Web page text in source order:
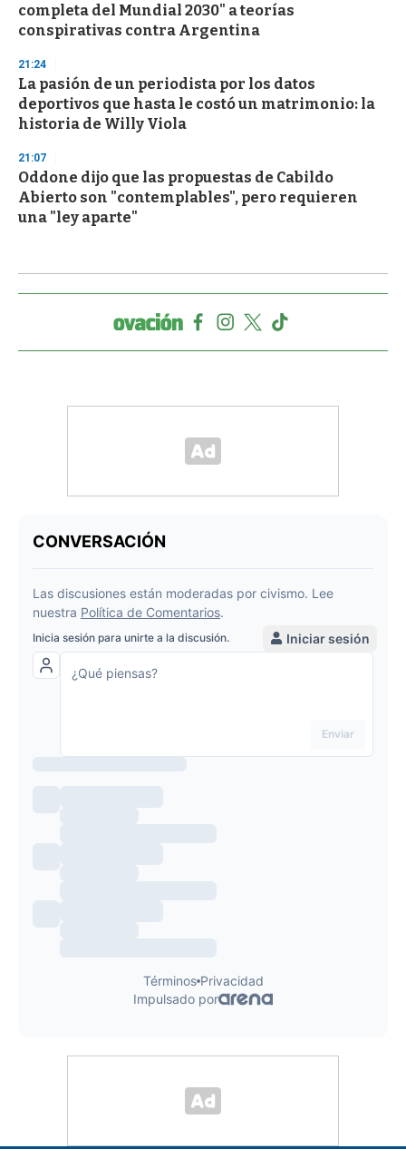
completa del Mundial 2030" a teorías
conspirativas contra Argentina
21:24
La pasión de un periodista por los datos
deportivos que hasta le costó un matrimonio: la
historia de Willy Viola
21:07
Oddone dijo que las propuestas de Cabildo
Abierto son "contemplables", pero requieren
una "ley aparte"